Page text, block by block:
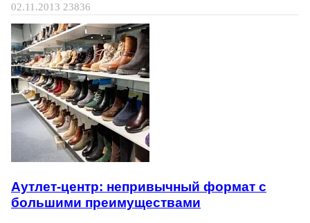
02.11.2013 23836
Аутлет-центр: непривычный формат с
большими преимуществами